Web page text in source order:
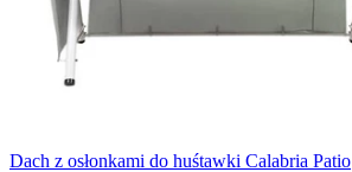
Dach z osłonkami do huśtawki Calabria Patio